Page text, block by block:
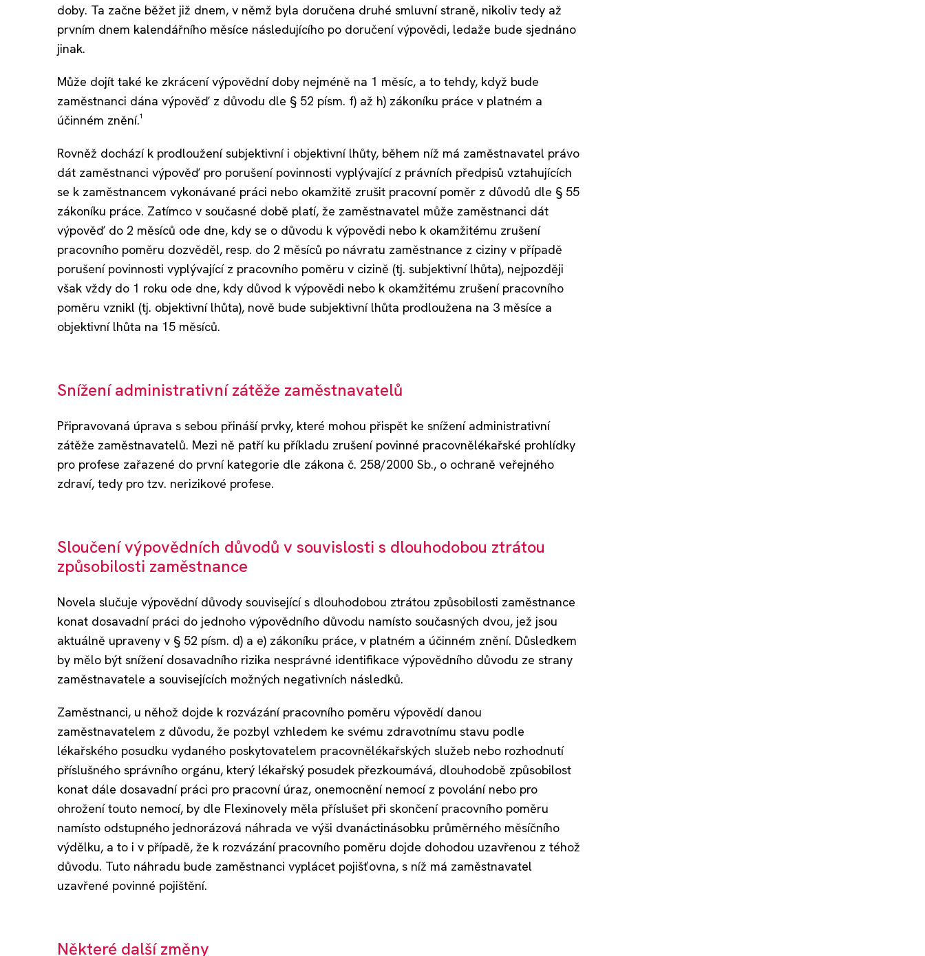
doby. Ta začne běžet již dnem, v němž byla doručena druhé smluvní straně, nikoliv tedy až
prvním dnem kalendářního měsíce následujícího po doručení výpovědi, ledaže bude sjednáno
jinak.
Může dojít také ke zkrácení výpovědní doby nejméně na 1 měsíc, a to tehdy, když bude
zaměstnanci dána výpověď z důvodu dle § 52 písm. f) až h) zákoníku práce v platném a
účinném znění.¹
Rovněž dochází k prodloužení subjektivní i objektivní lhůty, během níž má zaměstnavatel právo
dát zaměstnanci výpověď pro porušení povinnosti vyplývající z právních předpisů vztahujících
se k zaměstnancem vykonávané práci nebo okamžitě zrušit pracovní poměr z důvodů dle § 55
zákoníku práce. Zatímco v současné době platí, že zaměstnavatel může zaměstnanci dát
výpověď do 2 měsíců ode dne, kdy se o důvodu k výpovědi nebo k okamžitému zrušení
pracovního poměru dozvěděl, resp. do 2 měsíců po návratu zaměstnance z ciziny v případě
porušení povinnosti vyplývající z pracovního poměru v cizině (tj. subjektivní lhůta), nejpozději
však vždy do 1 roku ode dne, kdy důvod k výpovědi nebo k okamžitému zrušení pracovního
poměru vznikl (tj. objektivní lhůta), nově bude subjektivní lhůta prodloužena na 3 měsíce a
objektivní lhůta na 15 měsíců.
Snížení administrativní zátěže zaměstnavatelů
Připravovaná úprava s sebou přináší prvky, které mohou přispět ke snížení administrativní
zátěže zaměstnavatelů. Mezi ně patří ku příkladu zrušení povinné pracovnělékařské prohlídky
pro profese zařazené do první kategorie dle zákona č. 258/2000 Sb., o ochraně veřejného
zdraví, tedy pro tzv. nerizikové profese.
Sloučení výpovědních důvodů v souvislosti s dlouhodobou ztrátou
způsobilosti zaměstnance
Novela slučuje výpovědní důvody související s dlouhodobou ztrátou způsobilosti zaměstnance
konat dosavadní práci do jednoho výpovědního důvodu namísto současných dvou, jež jsou
aktuálně upraveny v § 52 písm. d) a e) zákoníku práce, v platném a účinném znění. Důsledkem
by mělo být snížení dosavadního rizika nesprávné identifikace výpovědního důvodu ze strany
zaměstnavatele a souvisejících možných negativních následků.
Zaměstnanci, u něhož dojde k rozvázání pracovního poměru výpovědí danou
zaměstnavatelem z důvodu, že pozbyl vzhledem ke svému zdravotnímu stavu podle
lékařského posudku vydaného poskytovatelem pracovnělékařských služeb nebo rozhodnutí
příslušného správního orgánu, který lékařský posudek přezkoumává, dlouhodobě způsobilost
konat dále dosavadní práci pro pracovní úraz, onemocnění nemocí z povolání nebo pro
ohrožení touto nemocí, by dle Flexinovely měla příslušet při skončení pracovního poměru
namísto odstupného jednorázová náhrada ve výši dvanáctinásobku průměrného měsíčního
výdělku, a to i v případě, že k rozvázání pracovního poměru dojde dohodou uzavřenou z téhož
důvodu. Tuto náhradu bude zaměstnanci vyplácet pojišťovna, s níž má zaměstnavatel
uzavřené povinné pojištění.
Některé další změny